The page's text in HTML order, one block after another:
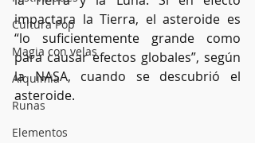
Cultura Pop
Magia con velas
Alquimia
Runas
Elementos
impactara la Tierra, el asteroide es
“lo suficientemente grande como
para causar efectos globales”, según
la NASA, cuando se descubrió el
asteroide.